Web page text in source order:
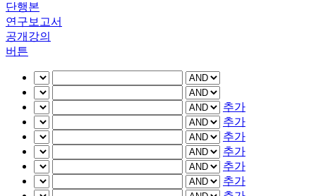
단행본
연구보고서
공개강의
버튼
추가
추가
추가
추가
추가
추가